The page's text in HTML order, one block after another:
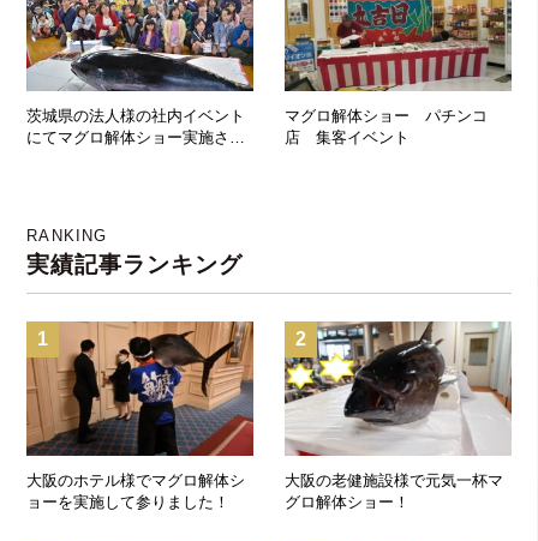
茨城県の法人様の社内イベント
にてマグロ解体ショー実施させ
マグロ解体ショー パチンコ
店 集客イベント
RANKING
実績記事ランキング
1
大阪のホテル様でマグロ解体シ
ョーを実施して参りました！
2
大阪の老健施設様で元気一杯マ
グロ解体ショー！